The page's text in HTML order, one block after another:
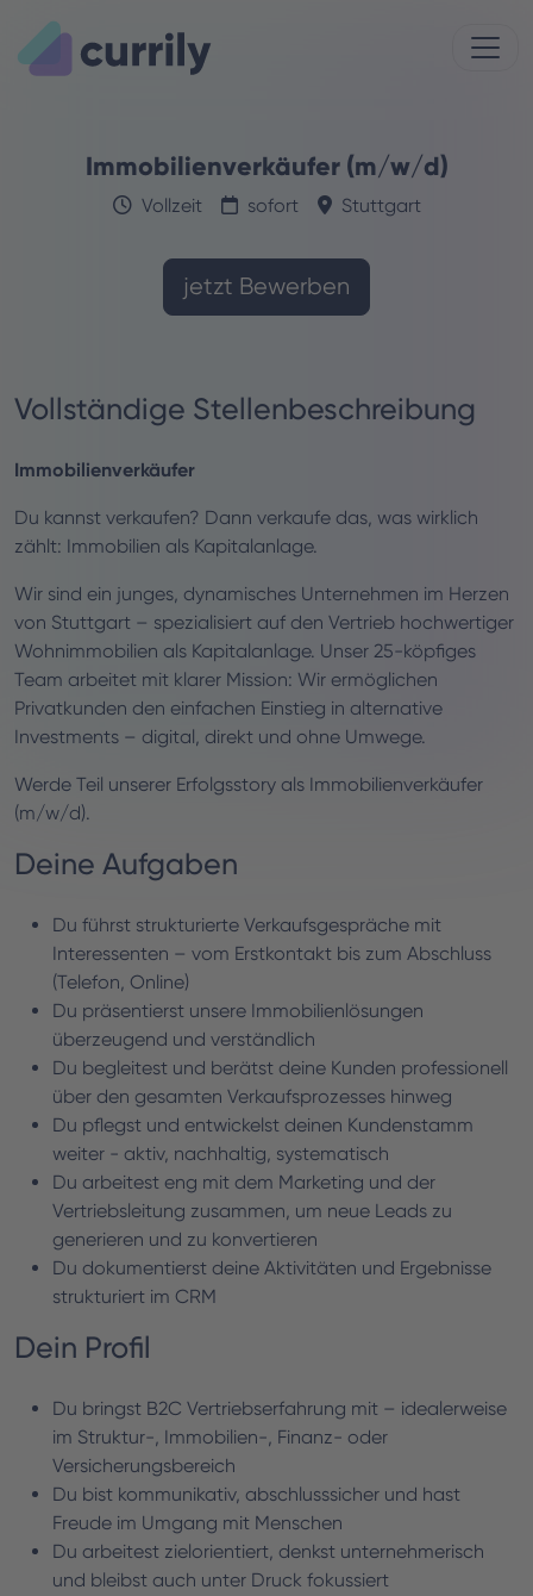
Immobilienverkäufer (m/w/d)
Vollzeit sofort Stuttgart
jetzt Bewerben
Vollständige Stellenbeschreibung
Immobilienverkäufer
Du kannst verkaufen? Dann verkaufe das, was wirklich
zählt: Immobilien als Kapitalanlage.
Wir sind ein junges, dynamisches Unternehmen im Herzen
von Stuttgart – spezialisiert auf den Vertrieb hochwertiger
Wohnimmobilien als Kapitalanlage. Unser 25-köpfiges
Team arbeitet mit klarer Mission: Wir ermöglichen
Privatkunden den einfachen Einstieg in alternative
Investments – digital, direkt und ohne Umwege.
Werde Teil unserer Erfolgsstory als Immobilienverkäufer
(m/w/d).
Deine Aufgaben
Du führst strukturierte Verkaufsgespräche mit
Interessenten – vom Erstkontakt bis zum Abschluss
(Telefon, Online)
Du präsentierst unsere Immobilienlösungen
überzeugend und verständlich
Du begleitest und berätst deine Kunden professionell
über den gesamten Verkaufsprozesses hinweg
Du pflegst und entwickelst deinen Kundenstamm
weiter - aktiv, nachhaltig, systematisch
Du arbeitest eng mit dem Marketing und der
Vertriebsleitung zusammen, um neue Leads zu
generieren und zu konvertieren
Du dokumentierst deine Aktivitäten und Ergebnisse
strukturiert im CRM
Dein Profil
Du bringst B2C Vertriebserfahrung mit – idealerweise
im Struktur-, Immobilien-, Finanz- oder
Versicherungsbereich
Du bist kommunikativ, abschlusssicher und hast
Freude im Umgang mit Menschen
Du arbeitest zielorientiert, denkst unternehmerisch
und bleibst auch unter Druck fokussiert